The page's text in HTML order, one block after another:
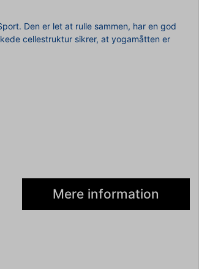
Den er let at rulle sammen, har en god
cellestruktur sikrer, at yogamåtten er
Mere information